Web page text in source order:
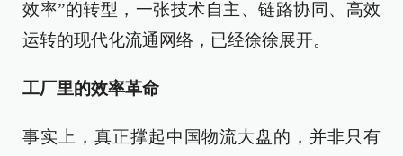
效率”的转型，一张技术自主、链路协同、高效
运转的现代化流通网络，已经徐徐展开。
工厂里的效率革命
事实上，真正撑起中国物流大盘的，并非只有